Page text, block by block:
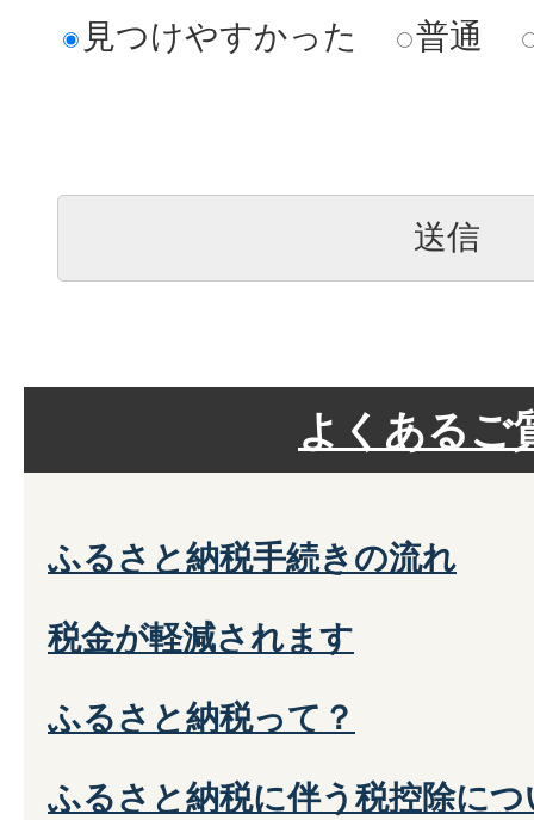
見つけやすかった
普通
よくあるご
ふるさと納税手続きの流れ
税金が軽減されます
ふるさと納税って？
ふるさと納税に伴う税控除につ